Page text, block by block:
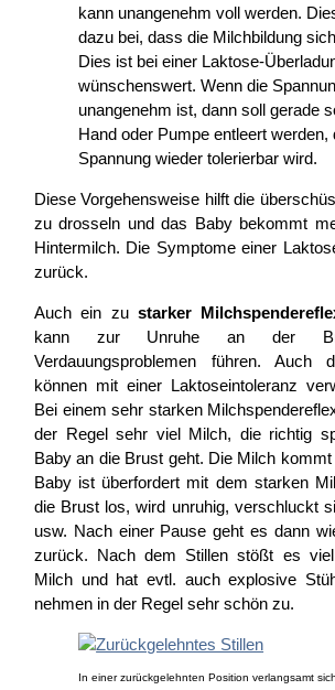
kann unangenehm voll werden.
dazu bei, dass die Milchbildung
Dies ist bei einer Laktose-
wünschenswert. Wenn die
unangenehm ist, dann soll gerade
Hand oder Pumpe entleert werden,
Spannung wieder tolerierbar wird.
Diese Vorgehensweise hilft die
zu drosseln und das Baby bekommt
Hintermilch. Die Symptome einer
zurück.
Auch ein zu starker
kann zur Unruhe an der
Verdauungsproblemen führen. Auch
können mit einer Laktoseintoleranz
Bei einem sehr starken
der Regel sehr viel Milch, die richtig
Baby an die Brust geht. Die Milch
Baby ist überfordert mit dem starken
die Brust los, wird unruhig, verschluckt
usw. Nach einer Pause geht es dann
zurück. Nach dem Stillen stößt es
Milch und hat evtl. auch explosive
nehmen in der Regel sehr schön zu.
In einer zurückgelehnten Position verlangsamt